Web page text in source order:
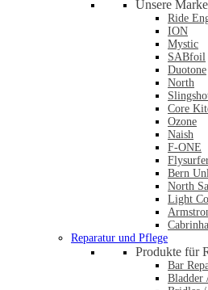
Unsere
Ride
ION
Mystic
SABfoil
Duotone
North
Core
Ozone
Naish
F-ONE
Bern
North
Light
Cabrinha
Reparatur und Pflege
Produkte für
Bar
Bladder